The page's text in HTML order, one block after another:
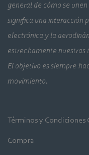
general de cómo se
significa una interacción
electrónica y la
estrechamente nuestras
El objetivo es siempre
movimiento.
Términos y Condiciones
Compra